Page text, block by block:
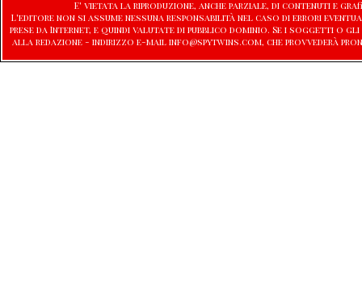
E' vietata la riproduzione, anche parziale, di contenuti e
L'editore non si assume nessuna responsabilità nel caso di errori
prese da Internet, e quindi valutate di pubblico dominio. Se i soggetti
alla redazione - indirizzo e-mail info@spytwins.com, che provvederà